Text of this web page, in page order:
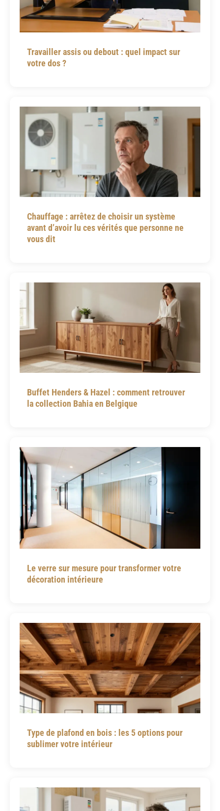
Travailler assis ou debout : quel impact sur
votre dos ?
Chauffage : arrêtez de choisir un système
avant d’avoir lu ces vérités que personne ne
vous dit
Buffet Henders & Hazel : comment retrouver
la collection Bahia en Belgique
Le verre sur mesure pour transformer votre
décoration intérieure
Type de plafond en bois : les 5 options pour
sublimer votre intérieur